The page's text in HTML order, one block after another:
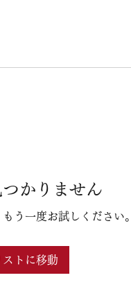
かりません
う一度お試しください。
ストに移動